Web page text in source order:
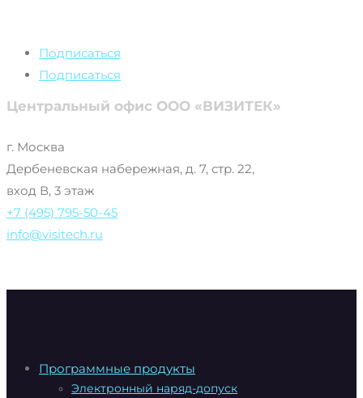
Подписаться
Подписаться
Центральный офис ООО «ВИЗИТЕК»
г. Москва
Дербеневская набережная, д. 7, стр. 22,
вход В, 3 этаж
+7 (495) 795-50-45
info@visitech.ru
Программные продукты
Электронный наряд-допуск